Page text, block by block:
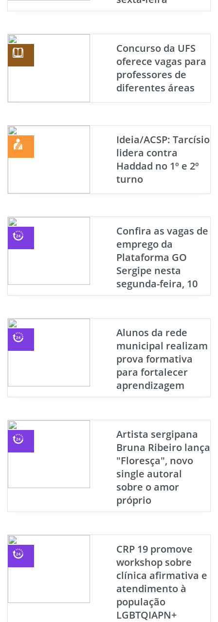
Concurso da UFS
oferece vagas para
professores de
diferentes áreas
Ideia/ACSP: Tarcísio
lidera contra
Haddad no 1º e 2º
turno
Confira as vagas de
emprego da
Plataforma GO
Sergipe nesta
segunda-feira, 10
Alunos da rede
municipal realizam
prova formativa
para fortalecer
aprendizagem
Artista sergipana
Bruna Ribeiro lança
"Floresça", novo
single autoral
sobre o amor
próprio
CRP 19 promove
workshop sobre
clínica afirmativa e
atendimento à
população
LGBTQIAPN+